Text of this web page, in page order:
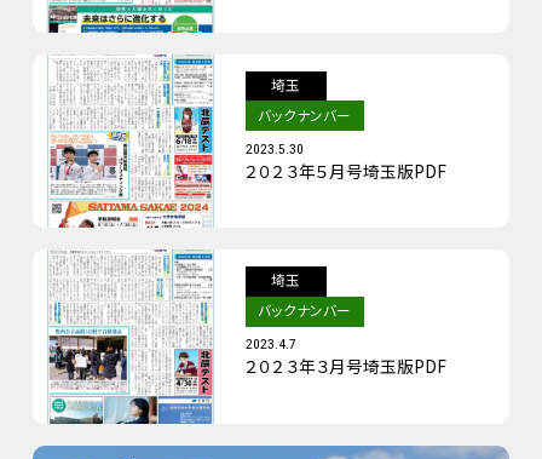
埼玉
バックナンバー
2023.5.30
２０２３年５月号埼玉版PDF
埼玉
バックナンバー
2023.4.7
２０２３年３月号埼玉版PDF